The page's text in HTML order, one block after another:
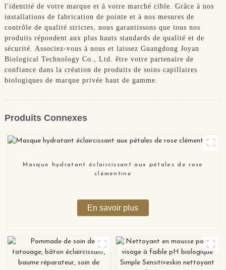
l'identité de votre marque et à votre marché cible. Grâce à nos
installations de fabrication de pointe et à nos mesures de
contrôle de qualité strictes, nous garantissons que tous nos
produits répondent aux plus hauts standards de qualité et de
sécurité. Associez-vous à nous et laissez Guangdong Joyan
Biological Technology Co., Ltd. être votre partenaire de
confiance dans la création de produits de soins capillaires
biologiques de marque privée haut de gamme.
Produits Connexes
Masque hydratant éclaircissant aux pétales de rose
clémentine
En savoir plus